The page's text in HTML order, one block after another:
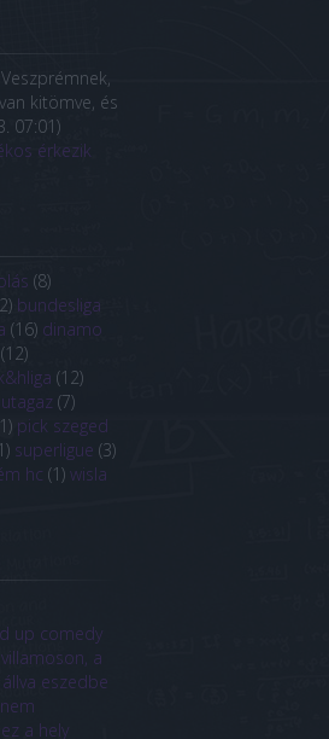
kitömve, és
07:01)
érkezik
(8)
2) bundesliga
(16) dinamo
(12)
(12)
(7)
1) pick szeged
1) superligue (3)
hc (1) wisla
up comedy
a
eszedbe
a hely